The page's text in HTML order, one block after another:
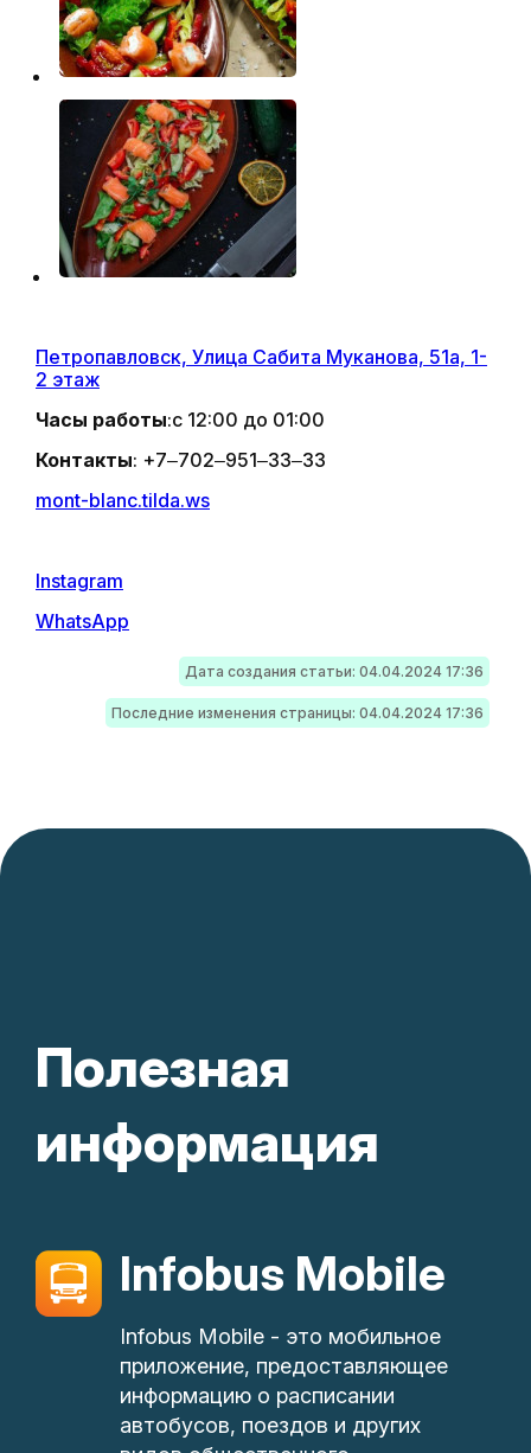
Петропавловск, ​Улица Сабита Муканова, 51а, ​1-
2 этаж
Часы работы:c 12:00 до 01:00
Контакты: +7‒702‒951‒33‒33
mont-blanc.tilda.ws
Instagram
WhatsApp
Дата создания статьи: 04.04.2024 17:36
Последние изменения страницы: 04.04.2024 17:36
Полезная
информация
Infobus Mobile
Infobus Mobile - это мобильное
приложение, предоставляющее
информацию о расписании
автобусов, поездов и других